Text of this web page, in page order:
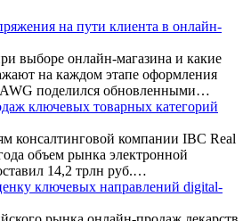
на пути клиента в онлайн-
выборе онлайн-магазина и какие
на каждом этапе оформления
AWG поделился обновленными…
ключевых товарных категорий
консалтинговой компании IBC Real
объем рынка электронной
14,2 трлн руб.…
ключевых направлений digital-